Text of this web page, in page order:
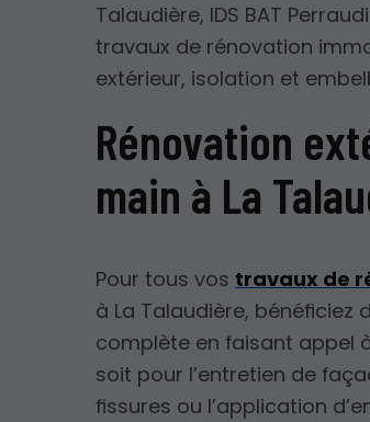
Talaudière, IDS BAT
travaux de rénovation
extérieur, isolation et
Rénovation
main à La
Pour tous vos travaux de
à La Talaudière, bénéficiez
complète en faisant appel
soit pour l’entretien de
fissures ou l’application